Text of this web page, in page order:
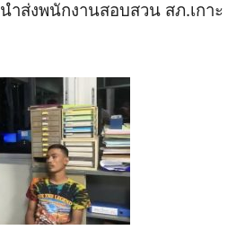
นำส่งพนักงานสอบสวน สภ.เกาะ